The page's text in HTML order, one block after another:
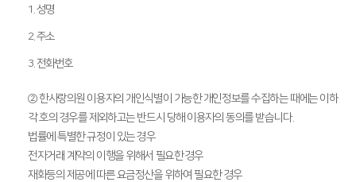
1. 성명
2. 주소
3. 전화번호
② 한사랑의원 이용자의 개인식별이 가능한 개인정보를 수집하는 때에는 이하
각 호의 경우를 제외하고는 반드시 당해 이용자의 동의를 받습니다.
법률에 특별한 규정이 있는 경우
전자거래 계약의 이행을 위해서 필요한 경우
재화등의 제공에 따른 요금정산을 위하여 필요한 경우